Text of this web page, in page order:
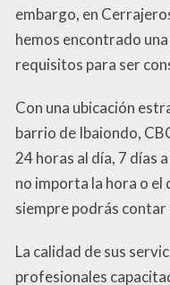
embargo, en
hemos encontrado
requisitos para ser
Con una ubicación
barrio de Ibaiondo,
24 horas al día, 7 días
no importa la hora o el
siempre podrás contar
La calidad de sus
profesionales